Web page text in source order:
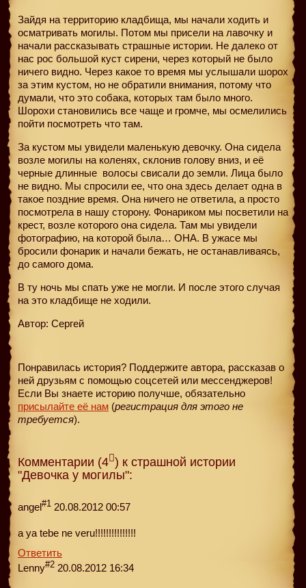
Зайдя на территорию кладбища, мы начали ходить и
осматривать могилы. Потом мы присели на лавочку и
начали рассказывать страшные истории. Не далеко от
нас рос большой куст сирени, через который не было
ничего видно. Через какое то время мы услышали шорох
за этим кустом, но не обратили внимания, потому что
думали, что это собака, которых там было много.
Шорохи становились все чаще и громче, мы осмелились
пойти посмотреть что там.
За кустом мы увидели маленькую девочку. Она сидела
возле могилы на коленях, склонив голову вниз, и её
черные длинные волосы свисали до земли. Лица было
не видно. Мы спросили ее, что она здесь делает одна в
такое поздние время. Она ничего не ответила, а просто
посмотрела в нашу сторону. Фонариком мы посветили на
крест, возле которого она сидела. Там мы увидели
фотографию, на которой была… ОНА. В ужасе мы
бросили фонарик и начали бежать, не останавливаясь,
до самого дома.
В ту ночь мы спать уже не могли. И после этого случая
на это кладбище не ходили.
Автор: Сергей
Понравилась история? Поддержите автора, рассказав о
ней друзьям с помощью соцсетей или мессенджеров!
Если Вы знаете историю получше, обязательно
присылайте её нам (регистрация для этого не
требуется).
Комментарии (4 ) к страшной истории
"Девочка у могилы":
angel#1 20.08.2012 00:57
a ya tebe ne veru!!!!!!!!!!!!!!!
Ответить
Lenny#2 20.08.2012 16:34